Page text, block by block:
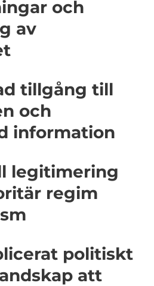
och
av
tillgång till
och
information
legitimering
regim
politiskt
att